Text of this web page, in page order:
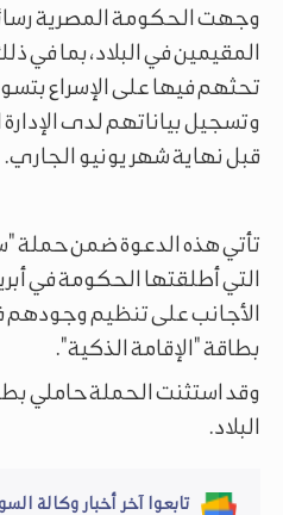
وجهت الحكومة المصرية
المقيمين في البلاد، بما في
تحثهم فيها على الإسراع
وتسجيل بياناتهم لدى
قبل نهاية شهر يونيو الجاري.
تأتي هذه الدعوة ضمن حملة
التي أطلقتها الحكومة في
الأجانب على تنظيم
بطاقة "الإقامة الذكية".
وقد استثنت الحملة حاملي
البلاد.